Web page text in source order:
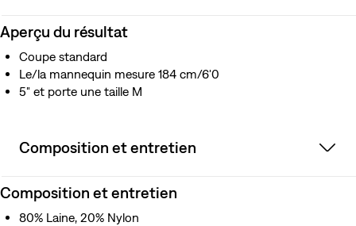
Aperçu du résultat
Coupe standard
Le/la mannequin mesure 184 cm/6'0
5" et porte une taille M
Composition et entretien
Composition et entretien
80% Laine, 20% Nylon